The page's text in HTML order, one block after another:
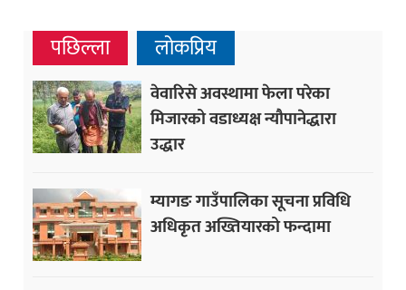
पछिल्ला लोकप्रिय
वेवारिसे अवस्थामा फेला परेका
मिजारको वडाध्यक्ष न्यौपानेद्धारा
उद्धार
म्यागङ गाउँपालिका सूचना प्रविधि
अधिकृत अख्तियारको फन्दामा